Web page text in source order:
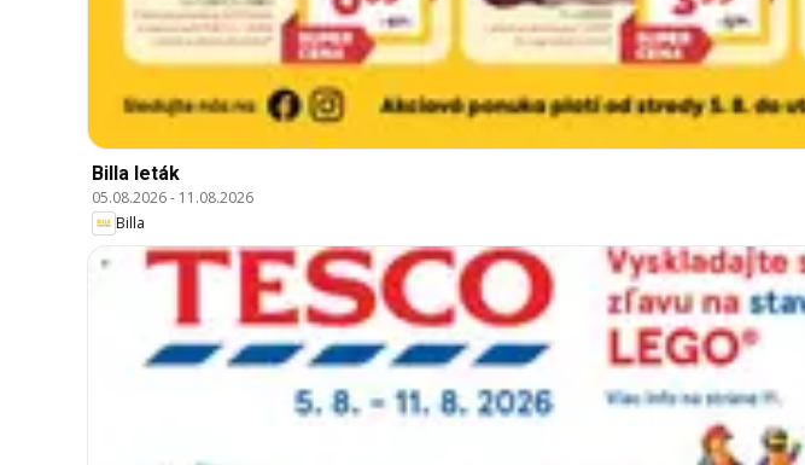
Billa leták
05.08.2026- 11.08.2026
Billa